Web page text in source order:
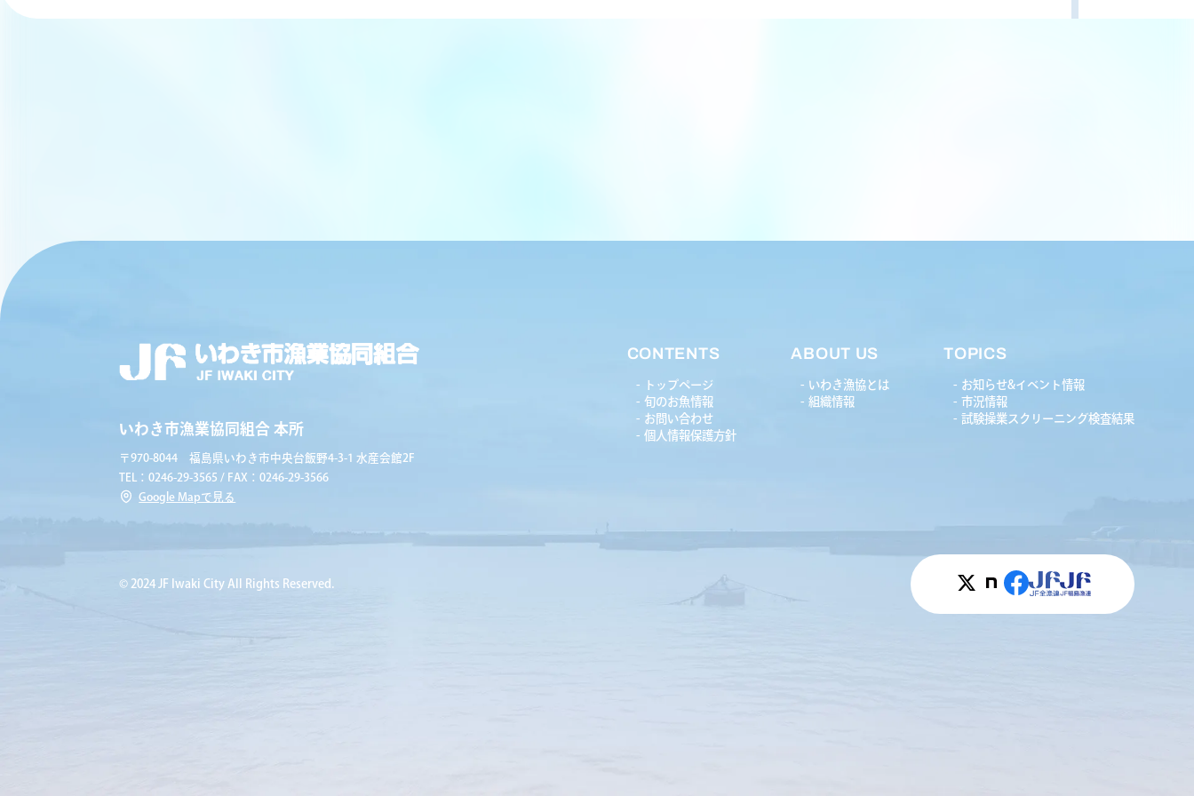
いわき市漁業協同組合 本所
〒970-8044 福島県いわき市中央台飯野4-3-1 水産会館2F
TEL：0246-29-3565 / FAX：0246-29-3566
Google Mapで見る
CONTENTS
トップページ
旬のお魚情報
お問い合わせ
個人情報保護方針
ABOUT US
いわき漁協とは
組織情報
TOPICS
お知らせ&イベント情報
市況情報
試験操業スクリーニング検査結果
© 2024 JF Iwaki City All Rights Reserved.